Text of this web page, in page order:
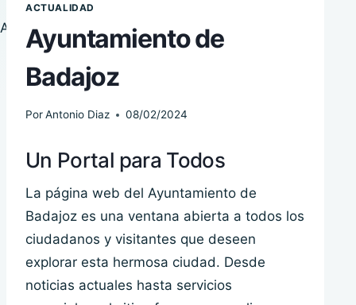
ACTUALIDAD
Ayuntamiento de
Badajoz
PorAntonio Diaz 08/02/2024
Un Portal para Todos
La página web del Ayuntamiento de
Badajoz es una ventana abierta a todos los
ciudadanos y visitantes que deseen
explorar esta hermosa ciudad. Desde
noticias actuales hasta servicios